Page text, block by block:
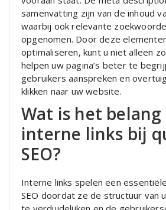
samenvatting zijn van de inhoud
waarbij ook relevante
opgenomen. Door deze
optimaliseren, kunt u niet alleen
helpen uw pagina’s beter te
gebruikers aanspreken en
klikken naar uw website.
Wat is het belang
interne links bij
SEO?
Interne links spelen een
SEO doordat ze de structuur van